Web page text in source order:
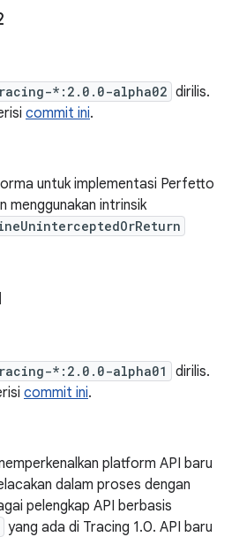
*:2.0.0-alpha02 dirilis.
commit ini.
untuk implementasi Perfetto
menggunakan intrinsik
*:2.0.0-alpha01
dirilis.
commit ini.
platform API baru
dalam proses dengan
pelengkap API berbasis
yang ada di Tracing 1.0. API baru